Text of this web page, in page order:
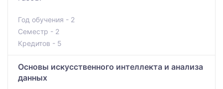
Год обучения - 2
Семестр - 2
Кредитов - 5
Основы искусственного интеллекта и анализа
данных